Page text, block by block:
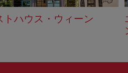
トハウス・ウィーン